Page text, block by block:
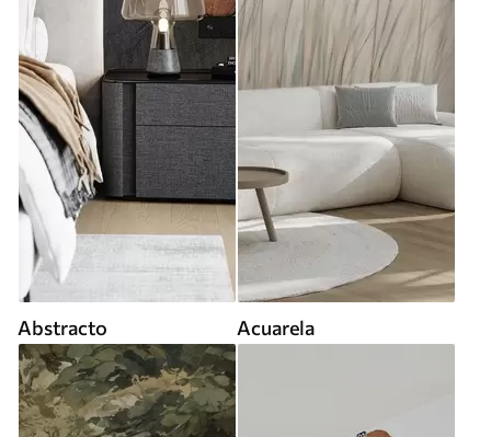
Abstracto Acuarela